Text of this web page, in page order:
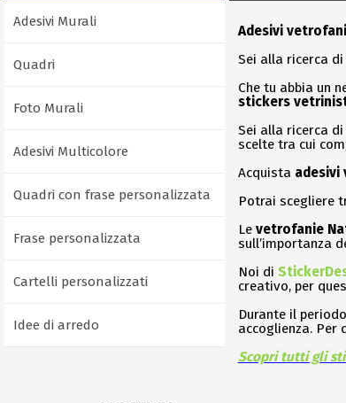
Adesivi Murali
Quadri
Foto Murali
Adesivi Multicolore
Quadri con frase personalizzata
Frase personalizzata
Cartelli personalizzati
Idee di arredo
Adesivi
Sei alla ricerca
Che tu abbia un
stickers
Sei alla ricerca
scelte tra cui
Acquista adesivi
Potrai scegliere
Le vetrofanie
sull’importanza
Noi di
creativo, per
Durante il
accoglienza. Per
Scopri tutti gli